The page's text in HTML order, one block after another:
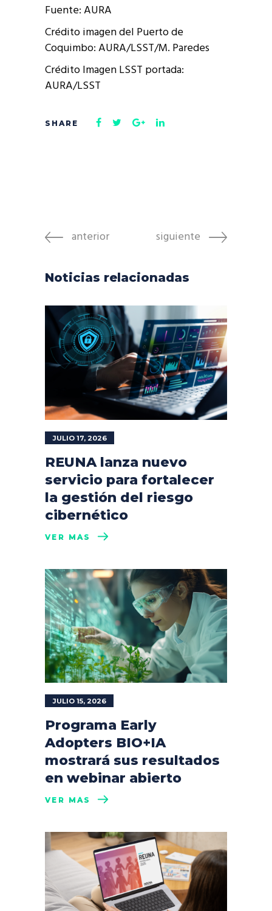
Fuente: AURA
Crédito imagen del Puerto de
Coquimbo: AURA/LSST/M. Paredes
Crédito Imagen LSST portada:
AURA/LSST
anterior siguiente
Noticias relacionadas
JULIO 17, 2026
REUNA lanza nuevo
servicio para fortalecer
la gestión del riesgo
cibernético
VER MÁS
JULIO 15, 2026
Programa Early
Adopters BIO+IA
mostrará sus resultados
en webinar abierto
VER MÁS